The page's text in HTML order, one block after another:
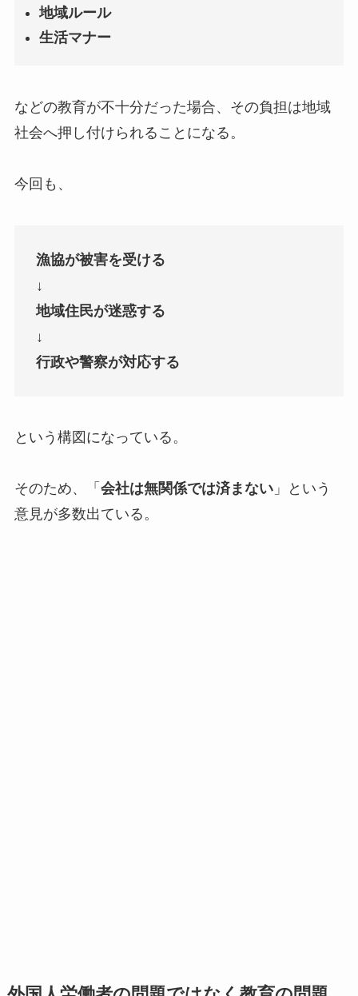
地域ルール
生活マナー
などの教育が不十分だった場合、その負担は地域
社会へ押し付けられることになる。
今回も、
漁協が被害を受ける
↓
地域住民が迷惑する
↓
行政や警察が対応する
という構図になっている。
そのため、「 会社は無関係では済まない」という
意見が多数出ている。